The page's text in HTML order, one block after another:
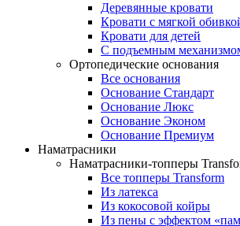
Деревянные кровати
Кровати с мягкой
Кровати для детей
С подъемным
Ортопедические основания
Все основания
Основание Стандарт
Основание Люкс
Основание Эконом
Основание Премиум
Наматрасники
Наматрасники-топперы
Все топперы Transform
Из латекса
Из кокосовой койры
Из пены с эффектом